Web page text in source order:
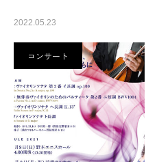
2022.05.23
コンサート